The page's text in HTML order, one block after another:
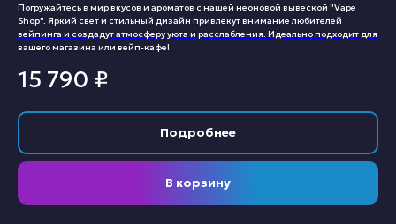
Погружайтесь в мир вкусов и ароматов с нашей неоновой вывеской "Vape
Shop". Яркий свет и стильный дизайн привлекут внимание любителей
вейпинга и создадут атмосферу уюта и расслабления. Идеально подходит для
вашего магазина или вейп-кафе!
15 790 ₽
Подробнее
В корзину